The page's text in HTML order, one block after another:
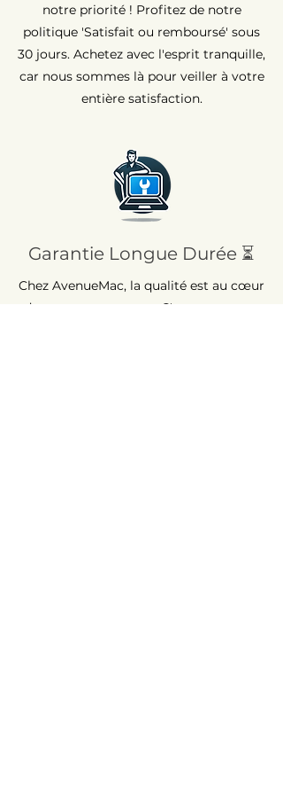
notre priorité ! Profitez de notre
politique 'Satisfait ou remboursé' sous
30 jours. Achetez avec l'esprit tranquille,
car nous sommes là pour veiller à votre
entière satisfaction.
Garantie Longue Durée ⏳
Chez AvenueMac, la qualité est au cœur
de nos engagements. C'est pour cette